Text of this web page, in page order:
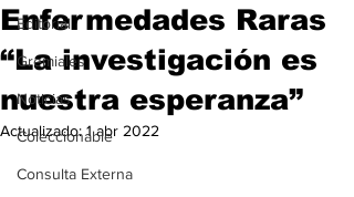
Editorial
Gremiales
Noticias
Coleccionable
Consulta Externa
Enfermedades Raras
“La investigación es
nuestra esperanza”
Actualizado:1 abr 2022